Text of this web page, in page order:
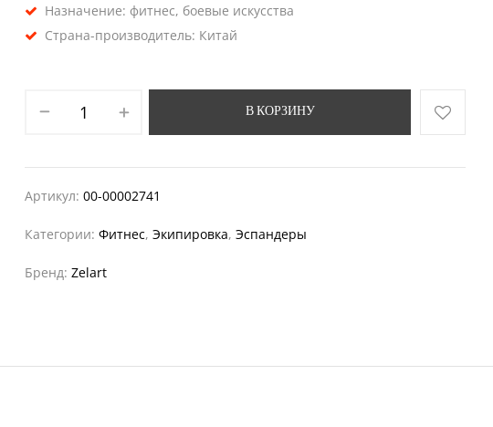
Назначение: фитнес, боевые искусства
Страна-производитель: Китай
В КОРЗИНУ
Артикул:00-00002741
Категории:Фитнес,Экипировка,Эспандеры
Бренд:Zelart